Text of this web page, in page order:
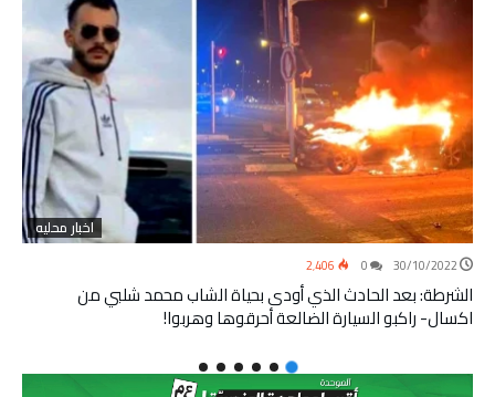
اخبار محليه
30/10/2022 2٬406
الشرطة: بعد الحادث الذي أودى بحياة الشاب محمد شلبي من
اكسال- راكبو السيارة الضالعة أحرقوها وهربوا!